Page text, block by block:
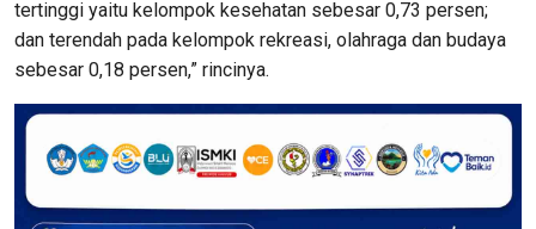
tertinggi yaitu kelompok kesehatan sebesar 0,73 persen;
dan terendah pada kelompok rekreasi, olahraga dan budaya
sebesar 0,18 persen,” rincinya.